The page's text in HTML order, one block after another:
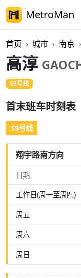
MetroMan
首页 城市 南京
高淳
S9号线
首末班车时刻表
S9号线
翔宇路南方向
日期
工作日(周一至周四)
周五
周六
周日